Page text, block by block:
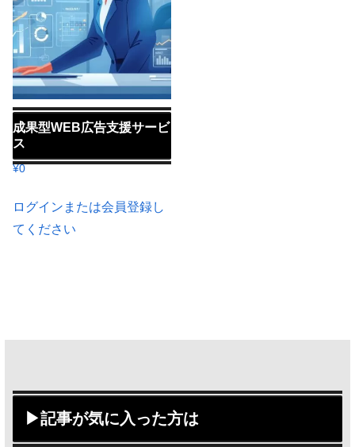
成果型WEB広告支援サービ
ス
¥0
ログインまたは会員登録し
てください
▶記事が気に入った方は